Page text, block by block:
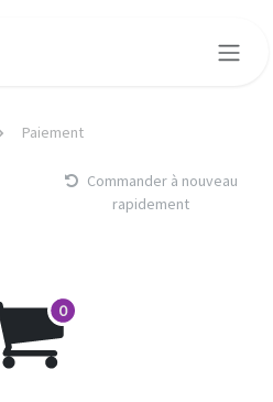
Paiement
Commander à nouveau
rapidement